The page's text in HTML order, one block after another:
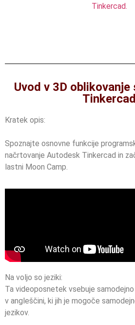
Tinkercad.
Uvod v 3D
Tinkercad
Kratek opis:
Spoznajte osnovne funkcije
načrtovanje Autodesk Tinkercad in
lastni Moon Camp.
Na voljo so jeziki:
Ta videoposnetek vsebuje
v angleščini, ki jih je mogoče
jezikov.